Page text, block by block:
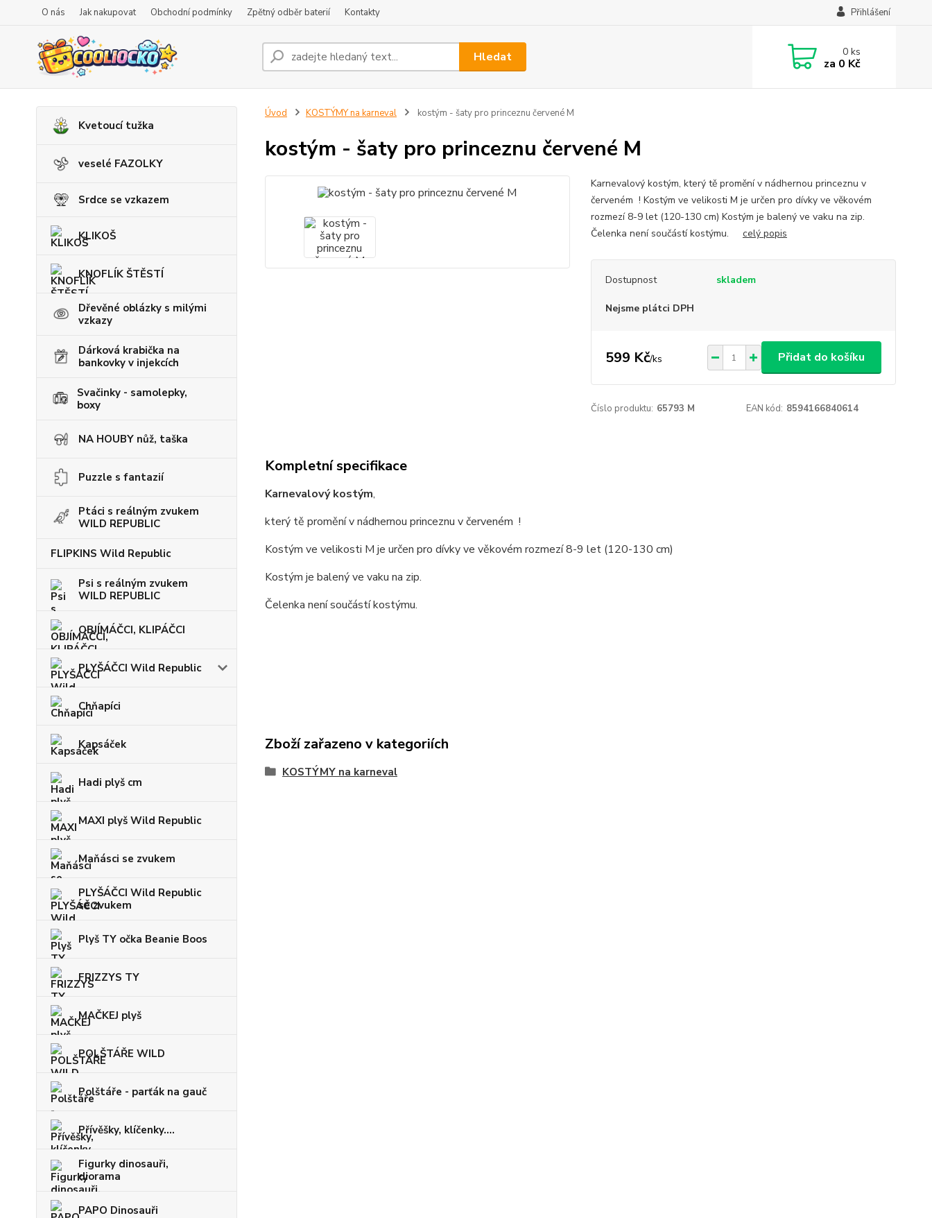
O nás Jak nakupovat Obchodní podmínky Zpětný odběr baterií Kontakty Přihlášení
Hledat 0ks
za 0 Kč
Kvetoucí tužka
veselé FAZOLKY
Srdce se vzkazem
KLIKOŠ
KNOFLÍK ŠTĚSTÍ
Dřevěné oblázky s milými
vzkazy
Dárková krabička na
bankovky v injekcích
Svačinky - samolepky,
boxy
NA HOUBY nůž, taška
Puzzle s fantazií
Ptáci s reálným zvukem
WILD REPUBLIC
FLIPKINS Wild Republic
Psi s reálným zvukem
WILD REPUBLIC
OBJÍMÁČCI, KLIPÁČCI
PLYŠÁČCI Wild Republic
Chňapíci
Kapsáček
Hadi plyš cm
MAXI plyš Wild Republic
Maňásci se zvukem
PLYŠÁČCI Wild Republic
se zvukem
Plyš TY očka Beanie Boos
FRIZZYS TY
MAČKEJ plyš
POLŠTÁŘE WILD
Polštáře - parťák na gauč
Přívěšky, klíčenky....
Figurky dinosauři,
diorama
PAPO Dinosauři
Úvod KOSTÝMY na karneval kostým - šaty pro princeznu červené M
kostým - šaty pro princeznu červené M
Karnevalový kostým, který tě promění v nádhernou princeznu v
červeném ! Kostým ve velikosti M je určen pro dívky ve věkovém
rozmezí 8-9 let (120-130 cm) Kostým je balený ve vaku na zip.
Čelenka není součástí kostýmu. celý popis
Dostupnost skladem
Nejsme plátci DPH
599 Kč/ks Přidat do košíku
Číslo produktu: 65793 M EAN kód: 8594166840614
Kompletní specifikace
Karnevalový kostým,
který tě promění v nádhernou princeznu v červeném !
Kostým ve velikosti M je určen pro dívky ve věkovém rozmezí 8-9 let (120-130 cm)
Kostým je balený ve vaku na zip.
Čelenka není součástí kostýmu.
Zboží zařazeno v kategoriích
KOSTÝMY na karneval